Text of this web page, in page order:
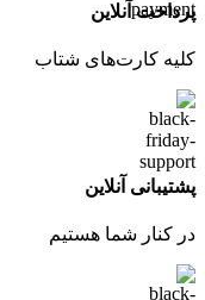
پرداخت آنلاین
کلیه کارت‌های شتاب
پشتیبانی آنلاین
در کنار شما هستیم